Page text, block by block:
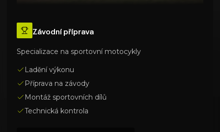
Závodní příprava
Specializace na sportovní motocykly
Ladění výkonu
Příprava na závody
Montáž sportovních dílů
Technická kontrola